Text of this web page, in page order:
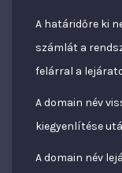
A határidőre ki
számlát a
felárral a
A domain név
kiegyenlítése
A domain név